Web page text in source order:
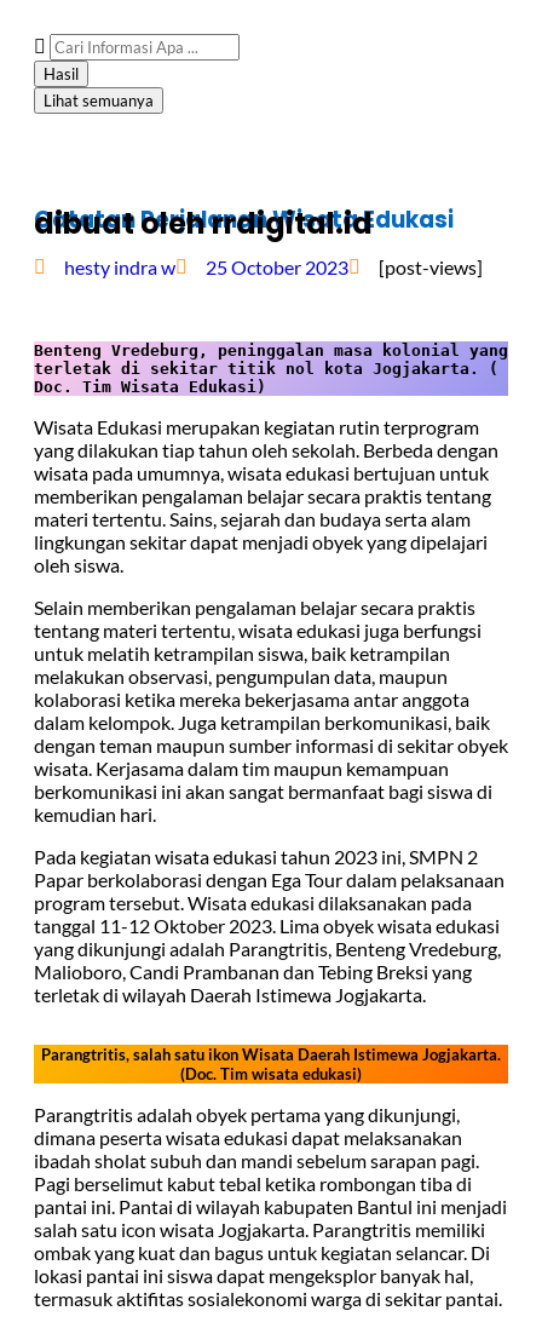
Hasil
Lihat semuanya
Catatan Perjalanan Wisata Edukasi
hesty indra w 25 October 2023 [post-views]
Benteng Vredeburg, peninggalan masa kolonial yang
terletak di sekitar titik nol kota Jogjakarta. (
Doc. Tim Wisata Edukasi)
Wisata Edukasi merupakan kegiatan rutin terprogram
yang dilakukan tiap tahun oleh sekolah. Berbeda dengan
wisata pada umumnya, wisata edukasi bertujuan untuk
memberikan pengalaman belajar secara praktis tentang
materi tertentu. Sains, sejarah dan budaya serta alam
lingkungan sekitar dapat menjadi obyek yang dipelajari
oleh siswa.
Selain memberikan pengalaman belajar secara praktis
tentang materi tertentu, wisata edukasi juga berfungsi
untuk melatih ketrampilan siswa, baik ketrampilan
melakukan observasi, pengumpulan data, maupun
kolaborasi ketika mereka bekerjasama antar anggota
dalam kelompok. Juga ketrampilan berkomunikasi, baik
dengan teman maupun sumber informasi di sekitar obyek
wisata. Kerjasama dalam tim maupun kemampuan
berkomunikasi ini akan sangat bermanfaat bagi siswa di
kemudian hari.
Pada kegiatan wisata edukasi tahun 2023 ini, SMPN 2
Papar berkolaborasi dengan Ega Tour dalam pelaksanaan
program tersebut. Wisata edukasi dilaksanakan pada
tanggal 11-12 Oktober 2023. Lima obyek wisata edukasi
yang dikunjungi adalah Parangtritis, Benteng Vredeburg,
Malioboro, Candi Prambanan dan Tebing Breksi yang
terletak di wilayah Daerah Istimewa Jogjakarta.
Parangtritis, salah satu ikon Wisata Daerah Istimewa Jogjakarta.
(Doc. Tim wisata edukasi)
Parangtritis adalah obyek pertama yang dikunjungi,
dimana peserta wisata edukasi dapat melaksanakan
ibadah sholat subuh dan mandi sebelum sarapan pagi.
Pagi berselimut kabut tebal ketika rombongan tiba di
pantai ini. Pantai di wilayah kabupaten Bantul ini menjadi
salah satu icon wisata Jogjakarta. Parangtritis memiliki
ombak yang kuat dan bagus untuk kegiatan selancar. Di
lokasi pantai ini siswa dapat mengeksplor banyak hal,
termasuk aktifitas sosialekonomi warga di sekitar pantai.
dibuat oleh rrdigital.id